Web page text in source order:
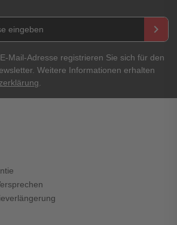
keyboard_arrow_right
Mail-Adresse registrieren Sie sich für den
Weitere Informationen erhalten
.